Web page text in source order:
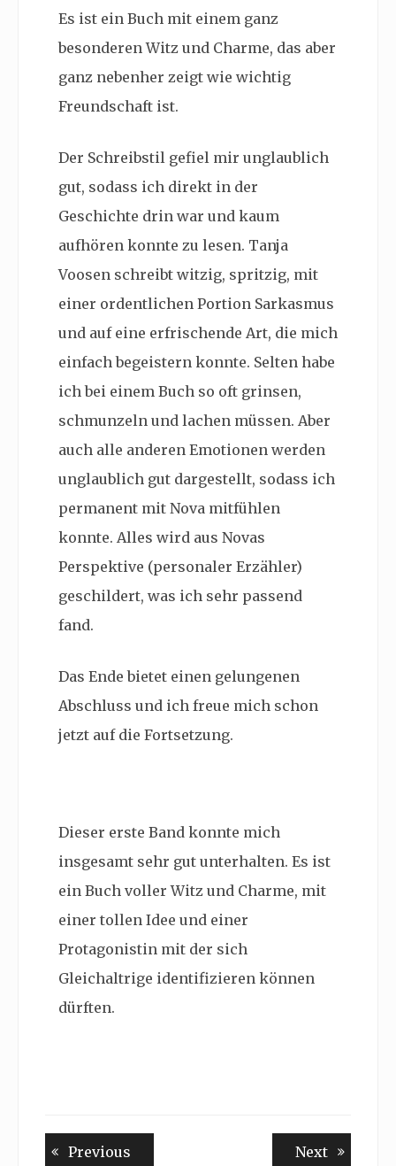
Es ist ein Buch mit einem ganz
besonderen Witz und Charme, das aber
ganz nebenher zeigt wie wichtig
Freundschaft ist.
Der Schreibstil gefiel mir unglaublich
gut, sodass ich direkt in der
Geschichte drin war und kaum
aufhören konnte zu lesen. Tanja
Voosen schreibt witzig, spritzig, mit
einer ordentlichen Portion Sarkasmus
und auf eine erfrischende Art, die mich
einfach begeistern konnte. Selten habe
ich bei einem Buch so oft grinsen,
schmunzeln und lachen müssen. Aber
auch alle anderen Emotionen werden
unglaublich gut dargestellt, sodass ich
permanent mit Nova mitfühlen
konnte. Alles wird aus Novas
Perspektive (personaler Erzähler)
geschildert, was ich sehr passend
fand.
Das Ende bietet einen gelungenen
Abschluss und ich freue mich schon
jetzt auf die Fortsetzung.
Dieser erste Band konnte mich
insgesamt sehr gut unterhalten. Es ist
ein Buch voller Witz und Charme, mit
einer tollen Idee und einer
Protagonistin mit der sich
Gleichaltrige identifizieren können
dürften.
Beitragsnavigation
Previous NextNext